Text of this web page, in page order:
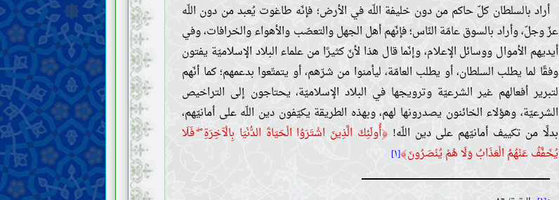
أراد بالسلطان كلّ حاكم من دون خليفة اللّه في الأرض؛ فإنّه طاغوت يُعبد من دون اللّه
عزّ وجلّ، وأراد بالسوق عامّة النّاس؛ فإنّهم أهل الجهل والتعصّب والأهواء والخرافات، وفي
أيديهم الأموال ووسائل الإعلام، وإنّما قال هذا لأنّ كثيرًا من علماء البلاد الإسلاميّة يفتون
وفقًا لما يطلب السلطان، أو يطلب العامّة، ليأمنوا من شرّهم، أو يتمتّعوا بدعمهم؛ كما أنّهم
لتبرير أفعالهم غير الشرعيّة وترويجها في البلاد الإسلاميّة، يحتاجون إلى التراخيص
الشرعيّة، وهؤلاء الخائنون يصدرونها لهم، وبهذه الطريقة يكيّفون دين اللّه على أمانيّهم،
بدلًا من تكييف أمانيّهم على دين اللّه!﴿أُولَئِكَ الَّذِينَ اشْتَرَوُا الْحَيَاةَ الدُّنْيَا بِالْآخِرَةِ ۖ فَلَا
يُخَفَّفُ عَنْهُمُ الْعَذَابُ وَلَا هُمْ يُنْصَرُونَ﴾[١]